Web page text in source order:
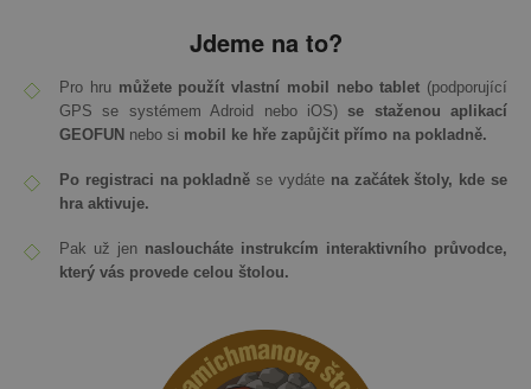
Jdeme na to?
Pro hru můžete použít vlastní mobil nebo tablet (podporující
GPS se systémem Adroid nebo iOS)se staženou aplikací
GEOFUN nebo si mobil ke hře zapůjčit přímo na pokladně.
Po registraci na pokladněse vydáte na začátek štoly, kde se
hra aktivuje.
Pak už jen nasloucháte instrukcím interaktivního průvodce,
který vás provede celou štolou.